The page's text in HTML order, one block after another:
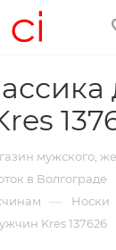
мужского,
в Волгограде
— Носки
Kres 137626